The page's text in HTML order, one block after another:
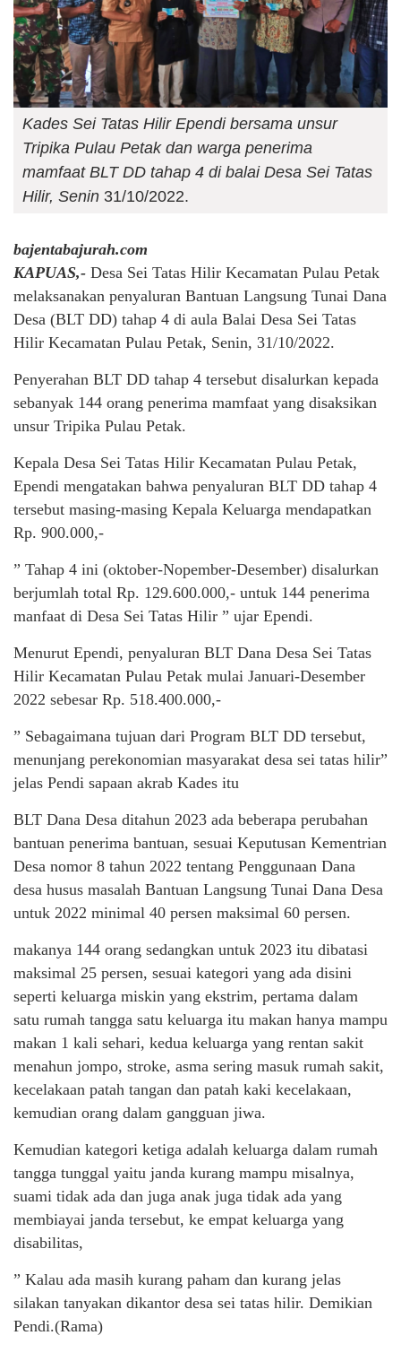
Kades Sei Tatas Hilir Ependi bersama unsur
Tripika Pulau Petak dan warga penerima
mamfaat BLT DD tahap 4 di balai Desa Sei Tatas
Hilir, Senin 31/10/2022.
bajentabajurah.com
KAPUAS,- Desa Sei Tatas Hilir Kecamatan Pulau Petak
melaksanakan penyaluran Bantuan Langsung Tunai Dana
Desa (BLT DD) tahap 4 di aula Balai Desa Sei Tatas
Hilir Kecamatan Pulau Petak, Senin, 31/10/2022.
Penyerahan BLT DD tahap 4 tersebut disalurkan kepada
sebanyak 144 orang penerima mamfaat yang disaksikan
unsur Tripika Pulau Petak.
Kepala Desa Sei Tatas Hilir Kecamatan Pulau Petak,
Ependi mengatakan bahwa penyaluran BLT DD tahap 4
tersebut masing-masing Kepala Keluarga mendapatkan
Rp. 900.000,-
” Tahap 4 ini (oktober-Nopember-Desember) disalurkan
berjumlah total Rp. 129.600.000,- untuk 144 penerima
manfaat di Desa Sei Tatas Hilir ” ujar Ependi.
Menurut Ependi, penyaluran BLT Dana Desa Sei Tatas
Hilir Kecamatan Pulau Petak mulai Januari-Desember
2022 sebesar Rp. 518.400.000,-
” Sebagaimana tujuan dari Program BLT DD tersebut,
menunjang perekonomian masyarakat desa sei tatas hilir”
jelas Pendi sapaan akrab Kades itu
BLT Dana Desa ditahun 2023 ada beberapa perubahan
bantuan penerima bantuan, sesuai Keputusan Kementrian
Desa nomor 8 tahun 2022 tentang Penggunaan Dana
desa husus masalah Bantuan Langsung Tunai Dana Desa
untuk 2022 minimal 40 persen maksimal 60 persen.
makanya 144 orang sedangkan untuk 2023 itu dibatasi
maksimal 25 persen, sesuai kategori yang ada disini
seperti keluarga miskin yang ekstrim, pertama dalam
satu rumah tangga satu keluarga itu makan hanya mampu
makan 1 kali sehari, kedua keluarga yang rentan sakit
menahun jompo, stroke, asma sering masuk rumah sakit,
kecelakaan patah tangan dan patah kaki kecelakaan,
kemudian orang dalam gangguan jiwa.
Kemudian kategori ketiga adalah keluarga dalam rumah
tangga tunggal yaitu janda kurang mampu misalnya,
suami tidak ada dan juga anak juga tidak ada yang
membiayai janda tersebut, ke empat keluarga yang
disabilitas,
” Kalau ada masih kurang paham dan kurang jelas
silakan tanyakan dikantor desa sei tatas hilir. Demikian
Pendi.(Rama)